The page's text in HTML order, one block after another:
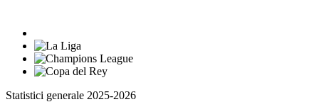
Statistici generale 2025-2026